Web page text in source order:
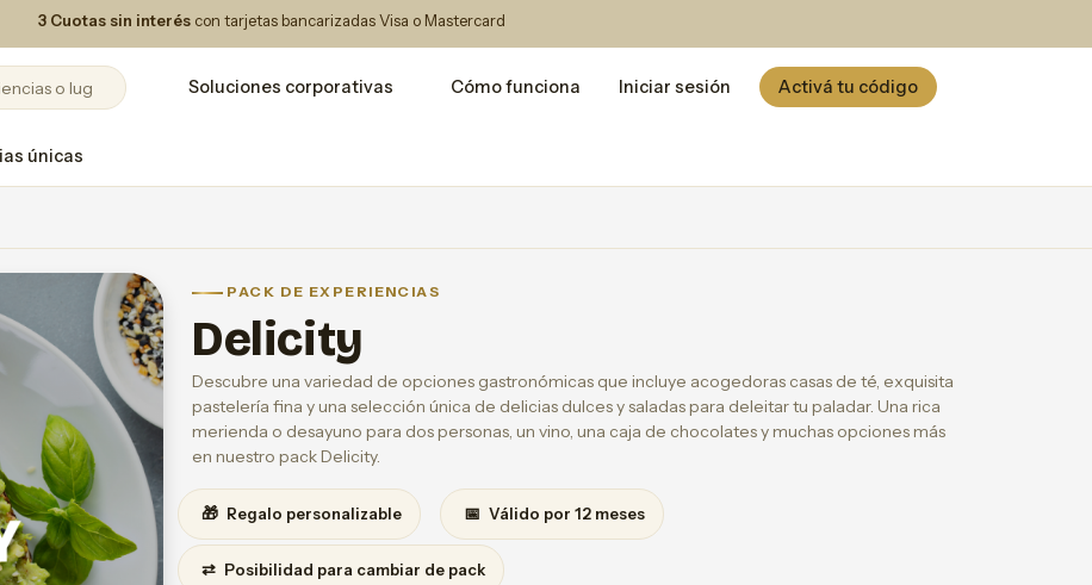
3 Cuotas sin interés con tarjetas bancarizadas Visa o Mastercard
Soluciones corporativas Cómo funciona Iniciar sesión Activá tu código
únicas
PACK DE EXPERIENCIAS
Delicity
Descubre una variedad de opciones gastronómicas que incluye acogedoras casas de té, exquisita
pastelería fina y una selección única de delicias dulces y saladas para deleitar tu paladar. Una rica
merienda o desayuno para dos personas, un vino, una caja de chocolates y muchas opciones más
en nuestro pack Delicity.
🎁 Regalo personalizable 📅 Válido por 12 meses
⇄ Posibilidad para cambiar de pack